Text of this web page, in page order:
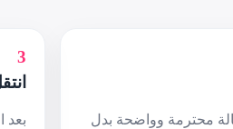
محترمة وواضحة بدل
3
بعد